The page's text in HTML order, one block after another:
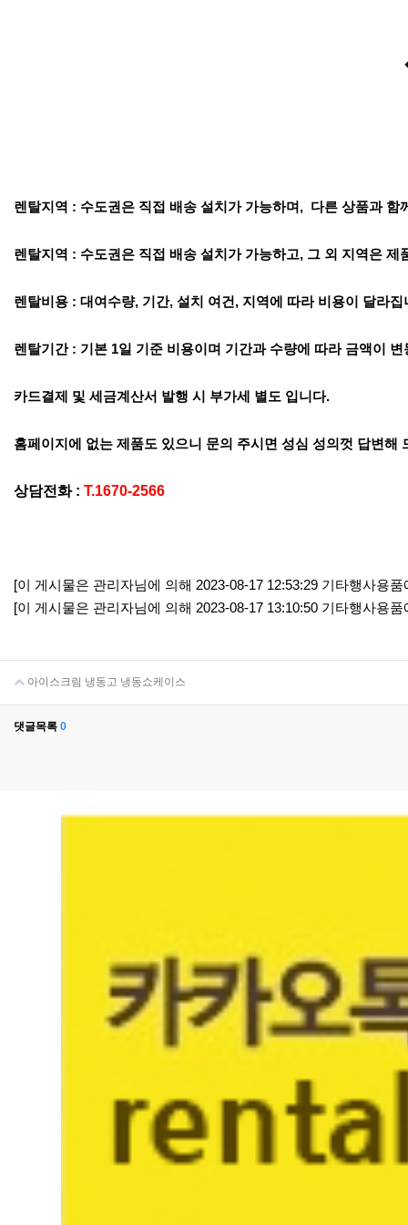
렌탈지역 : 수도권은 직접 배송 설치가 가능하며, 다른 상품과 함
렌탈지역 : 수도권은 직접 배송 설치가 가능하고, 그 외 지역은 제
렌탈비용 : 대여수량, 기간, 설치 여건, 지역에 따라 비용이 달라
렌탈기간 : 기본 1일 기준 비용이며 기간과 수량에 따라 금액이 변
카드결제 및 세금계산서 발행 시 부가세 별도 입니다.
홈페이지에 없는 제품도 있으니 문의 주시면 성심 성의껏 답변해
상담전화 : T.1670-2566
[이 게시물은 관리자님에 의해 2023-08-17 12:53:29 기타행사용
[이 게시물은 관리자님에 의해 2023-08-17 13:10:50 기타행사용
아이스크림 냉동고 냉동쇼케이스
댓글목록 0